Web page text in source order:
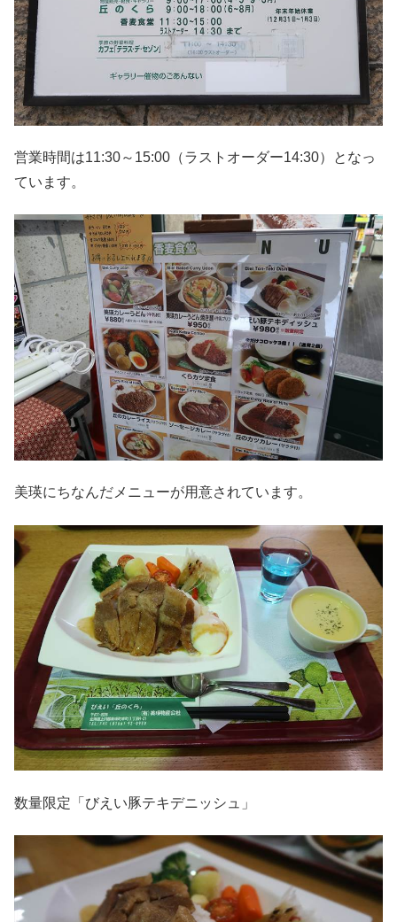
営業時間は11:30～15:00（ラストオーダー14:30）となっ
ています。
美瑛にちなんだメニューが用意されています。
数量限定「びえい豚テキデニッシュ」